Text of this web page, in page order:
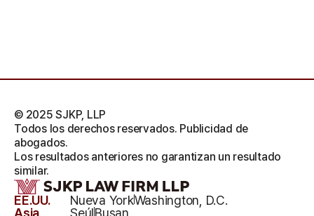
EE.UU. Nueva YorkWashington, D.C.
© 2025 SJKP, LLP
Todos los derechos reservados. Publicidad de
abogados.
Los resultados anteriores no garantizan un resultado
similar.